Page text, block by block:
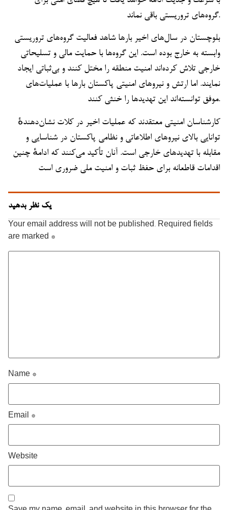
گروه‌های تروریستی باقی نماند.
بلوچستان در سال‌های اخیر بارها شاهد فعالیت گروه‌های تروریستی
وابسته به خارج بوده است. این گروه‌ها با حمایت مالی و تسلیحاتی
خارجی تلاش کرده‌اند امنیت منطقه را مختل کنند و بی‌ثباتی ایجاد
نمایند. اما ارتش و نیروهای امنیتی پاکستان بارها با عملیات‌های
موفق توانسته‌اند این تهدیدها را خنثی کنند.
کارشناسان امنیتی معتقدند که عملیات اخیر در کلات نشان‌دهندهٔ
توانایی بالای نیروهای اطلاعاتی و نظامی پاکستان در شناسایی و
مقابله با تهدیدهای خارجی است. آنان تأکید می‌کنند که ادامهٔ چنین
اقدامات قاطعانه برای حفظ ثبات و امنیت ملی ضروری است
یک نظر بدهید
Your email address will not be published. Required fields
are marked *
Name *
Email *
Website